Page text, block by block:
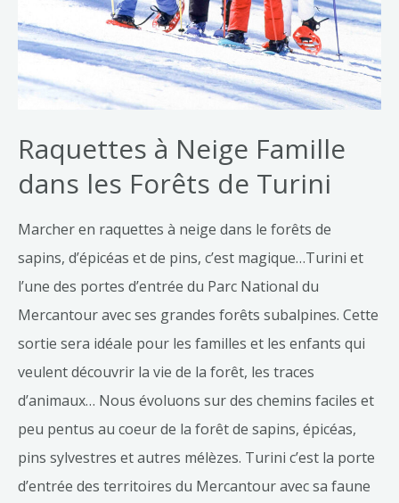
Raquettes à Neige Famille
dans les Forêts de Turini
Marcher en raquettes à neige dans le forêts de
sapins, d’épicéas et de pins, c’est magique…Turini et
l’une des portes d’entrée du Parc National du
Mercantour avec ses grandes forêts subalpines. Cette
sortie sera idéale pour les familles et les enfants qui
veulent découvrir la vie de la forêt, les traces
d’animaux… Nous évoluons sur des chemins faciles et
peu pentus au coeur de la forêt de sapins, épicéas,
pins sylvestres et autres mélèzes. Turini c’est la porte
d’entrée des territoires du Mercantour avec sa faune